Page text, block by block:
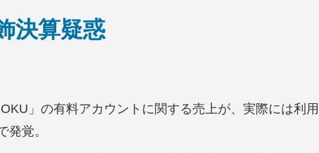
決算疑惑
」の有料アカウントに関する売上が、実際には利
発覚。